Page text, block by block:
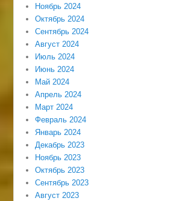
Ноябрь 2024
Октябрь 2024
Сентябрь 2024
Август 2024
Июль 2024
Июнь 2024
Май 2024
Апрель 2024
Март 2024
Февраль 2024
Январь 2024
Декабрь 2023
Ноябрь 2023
Октябрь 2023
Сентябрь 2023
Август 2023